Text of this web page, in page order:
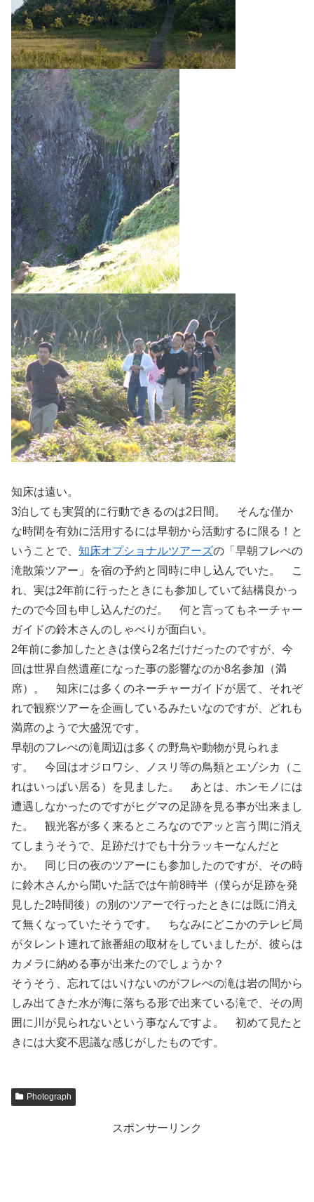
知床は遠い。
3泊しても実質的に行動できるのは2日間。 そんな僅か
な時間を有効に活用するには早朝から活動するに限る！と
いうことで、 知床オプショナルツアーズの「早朝フレぺの
滝散策ツアー」を宿の予約と同時に申し込んでいた。 こ
れ、実は2年前に行ったときにも参加していて結構良かっ
たので今回も申し込んだのだ。 何と言ってもネーチャー
ガイドの鈴木さんのしゃべりが面白い。
2年前に参加したときは僕ら2名だけだったのですが、今
回は世界自然遺産になった事の影響なのか8名参加（満
席）。 知床には多くのネーチャーガイドが居て、それぞ
れで観察ツアーを企画しているみたいなのですが、どれも
満席のようで大盛況です。
早朝のフレぺの滝周辺は多くの野鳥や動物が見られま
す。 今回はオジロワシ、ノスリ等の鳥類とエゾシカ（こ
れはいっぱい居る）を見ました。 あとは、ホンモノには
遭遇しなかったのですがヒグマの足跡を見る事が出来まし
た。 観光客が多く来るところなのでアッと言う間に消え
てしまうそうで、足跡だけでも十分ラッキーなんだと
か。 同じ日の夜のツアーにも参加したのですが、その時
に鈴木さんから聞いた話では午前8時半（僕らが足跡を発
見した2時間後）の別のツアーで行ったときには既に消え
て無くなっていたそうです。 ちなみにどこかのテレビ局
がタレント連れて旅番組の取材をしていましたが、彼らは
カメラに納める事が出来たのでしょうか？
そうそう、忘れてはいけないのがフレぺの滝は岩の間から
しみ出てきた水が海に落ちる形で出来ている滝で、その周
囲に川が見られないという事なんですよ。 初めて見たと
きには大変不思議な感じがしたものです。
Photograph
スポンサーリンク